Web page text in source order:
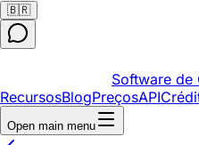
🇧🇷
Software de
RecursosBlogPreçosAPI
Open main menu